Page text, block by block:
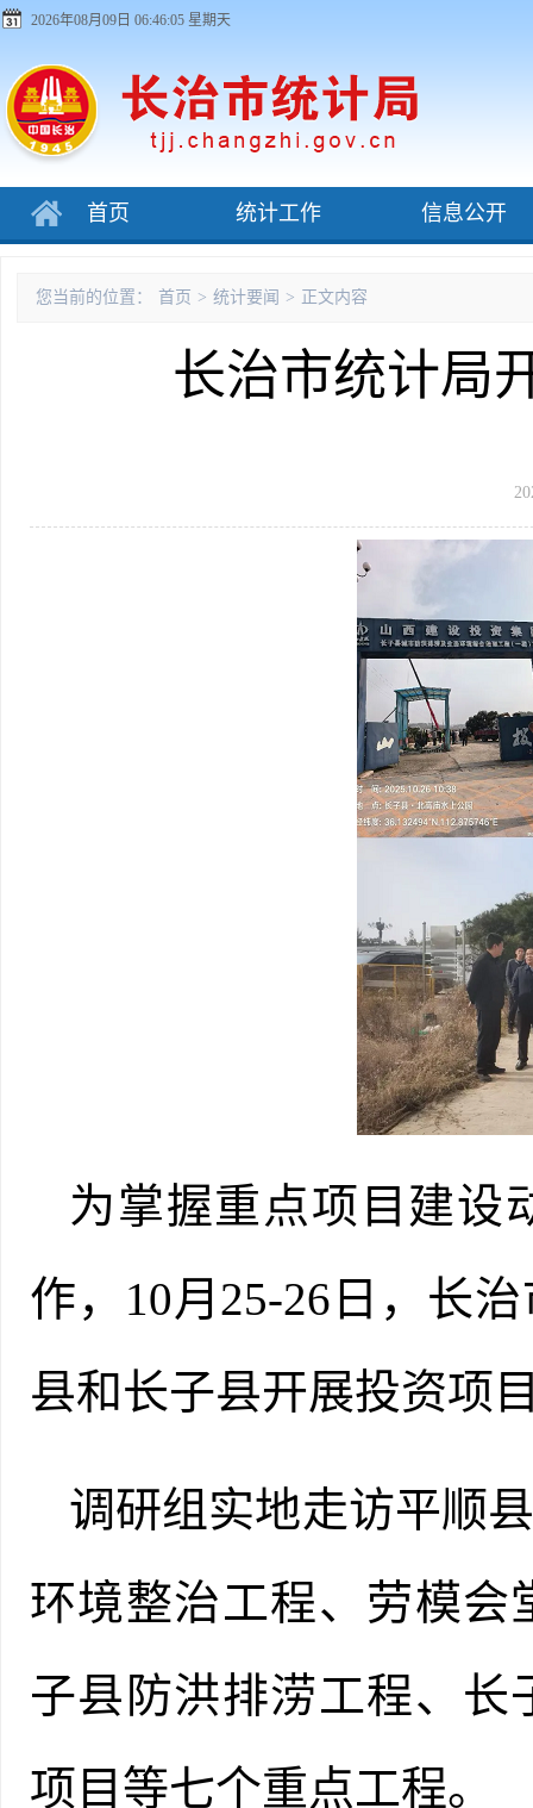
2026年08月09日 06:46:05 星期天
首页 统计工作 信息公开
您当前的位置： 首页 > 统计要闻 > 正文内容
长治市统计局
为掌握重点项目建设
作， 10月25-26日，长
县和长子县开展投资项
调研组实地走访平顺
环境整治工程、劳模会
子县防洪排涝工程、长
项目等七个重点工程。